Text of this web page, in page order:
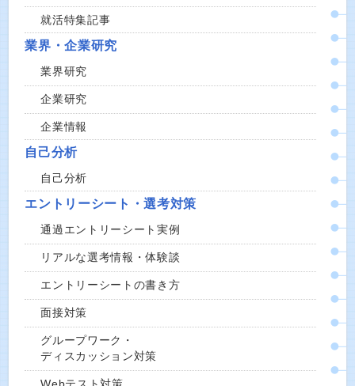
就活特集記事
業界・企業研究
業界研究
企業研究
企業情報
自己分析
自己分析
エントリーシート・選考対策
通過エントリーシート実例
リアルな選考情報・体験談
エントリーシートの書き方
面接対策
グループワーク・
ディスカッション対策